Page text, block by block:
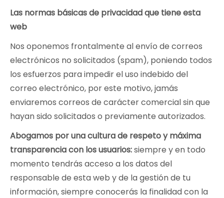
Las normas básicas de privacidad que tiene esta
web
Nos oponemos frontalmente al envío de correos
electrónicos no solicitados (spam), poniendo todos
los esfuerzos para impedir el uso indebido del
correo electrónico, por este motivo, jamás
enviaremos correos de carácter comercial sin que
hayan sido solicitados o previamente autorizados.
Abogamos por una cultura de respeto y máxima
transparencia con los usuarios:siempre y en todo
momento tendrás acceso a los datos del
responsable de esta web y de la gestión de tu
información, siempre conocerás la finalidad con la